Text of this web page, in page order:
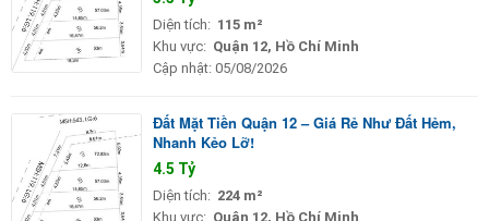
Diện tích: 115 m²
Khu vực: Quận 12, Hồ Chí Minh
Cập nhật: 05/08/2026
Đất Mặt Tiền Quận 12 – Giá Rẻ Như Đất Hẻm,
Nhanh Kẻo Lỡ!
4.5 Tỷ
Diện tích: 224 m²
Khu vực: Quận 12, Hồ Chí Minh